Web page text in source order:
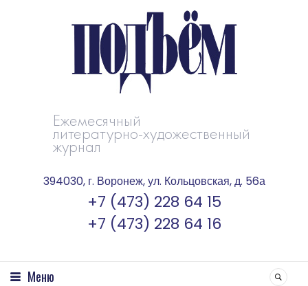
Ежемесячный
литературно-художественный
журнал
394030, г. Воронеж, ул. Кольцовская, д. 56а
+7 (473) 228 64 15
+7 (473) 228 64 16
Меню